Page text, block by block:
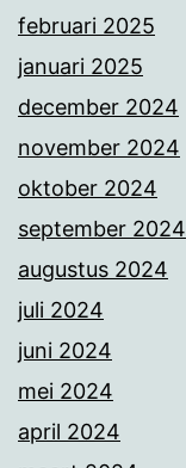
februari 2025
januari 2025
december 2024
november 2024
oktober 2024
september 2024
augustus 2024
juli 2024
juni 2024
mei 2024
april 2024